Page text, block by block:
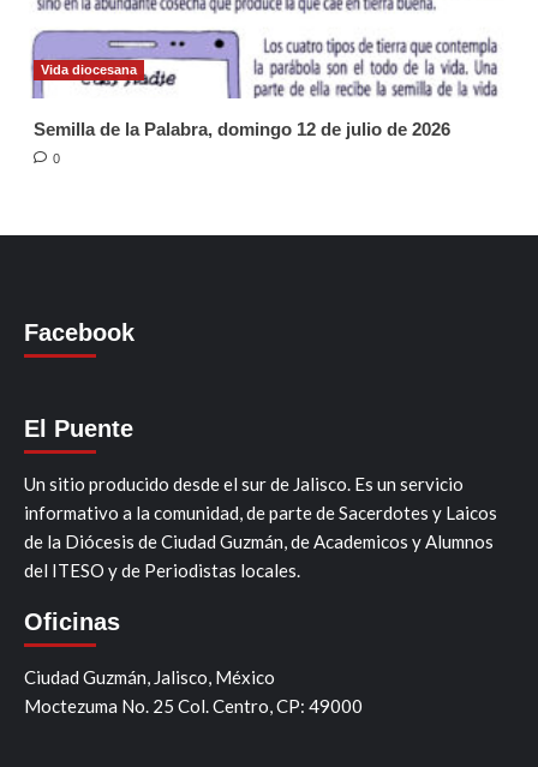
Vida diocesana
Semilla de la Palabra, domingo 12 de julio de 2026
0
Facebook
El Puente
Un sitio producido desde el sur de Jalisco. Es un servicio
informativo a la comunidad, de parte de Sacerdotes y Laicos
de la Diócesis de Ciudad Guzmán, de Academicos y Alumnos
del ITESO y de Periodistas locales.
Oficinas
Ciudad Guzmán, Jalisco, México
Moctezuma No. 25 Col. Centro, CP: 49000